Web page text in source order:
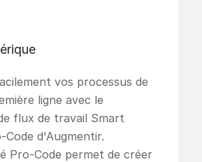
vos processus de
ligne avec le
flux de travail Smart
Code d'Augmentir.
Pro-Code permet de créer